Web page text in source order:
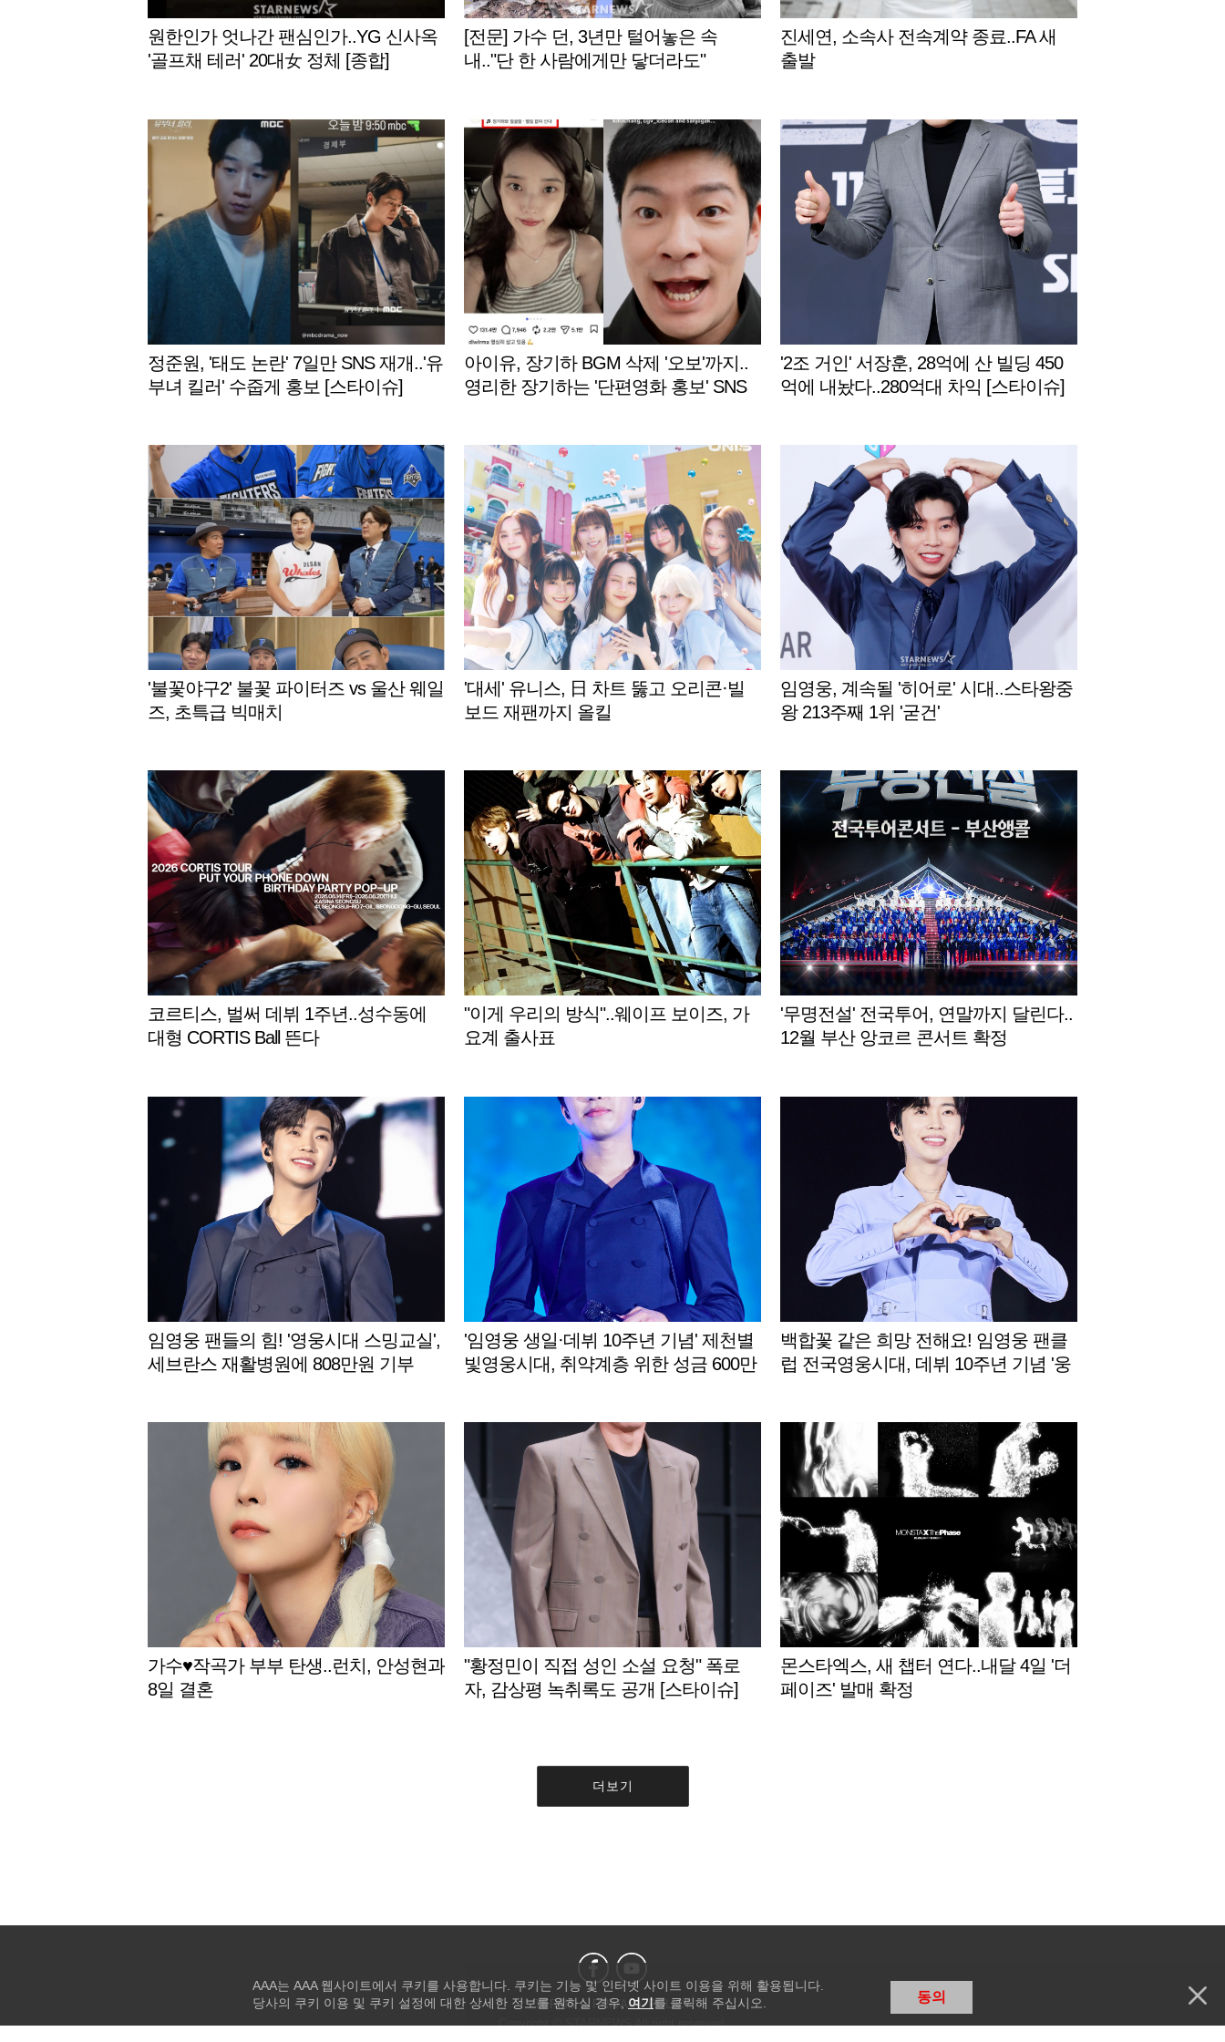
원한인가 엇나간 팬심인가..YG 신사옥
'골프채 테러' 20대女 정체 [종합]
[전문] 가수 던, 3년만 털어놓은 속
내.."단 한 사람에게만 닿더라도"
진세연, 소속사 전속계약 종료..FA 새
출발
정준원, '태도 논란' 7일만 SNS 재개..'유
부녀 킬러' 수줍게 홍보 [스타이슈]
아이유, 장기하 BGM 삭제 '오보'까지..
영리한 장기하는 '단편영화 홍보' SNS
'2조 거인' 서장훈, 28억에 산 빌딩 450
억에 내놨다..280억대 차익 [스타이슈]
'불꽃야구2' 불꽃 파이터즈 vs 울산 웨일
즈, 초특급 빅매치
'대세' 유니스, 日 차트 뚫고 오리콘·빌
보드 재팬까지 올킬
임영웅, 계속될 '히어로' 시대..스타왕중
왕 213주째 1위 '굳건'
코르티스, 벌써 데뷔 1주년..성수동에
대형 CORTIS Ball 뜬다
"이게 우리의 방식"..웨이프 보이즈, 가
요계 출사표
'무명전설' 전국투어, 연말까지 달린다..
12월 부산 앙코르 콘서트 확정
임영웅 팬들의 힘! '영웅시대 스밍교실',
세브란스 재활병원에 808만원 기부
'임영웅 생일·데뷔 10주년 기념' 제천별
빛영웅시대, 취약계층 위한 성금 600만
백합꽃 같은 희망 전해요! 임영웅 팬클
럽 전국영웅시대, 데뷔 10주년 기념 '웅
가수♥작곡가 부부 탄생..런치, 안성현과
8일 결혼
"황정민이 직접 성인 소설 요청" 폭로
자, 감상평 녹취록도 공개 [스타이슈]
몬스타엑스, 새 챕터 연다..내달 4일 '더
페이즈' 발매 확정
더보기
TERMS
PRIVACY POLICY
Copyright © STARNEWS All right reserved.
AAA는 AAA 웹사이트에서 쿠키를 사용합니다. 쿠키는 기능 및 인터넷 사이트 이용을 위해 활용됩니다.
당사의 쿠키 이용 및 쿠키 설정에 대한 상세한 정보를 원하실 경우, 여기 를 클릭해 주십시오. 동의